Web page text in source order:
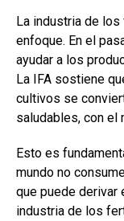
La industria de
enfoque. En el
ayudar a los
La IFA sostiene
cultivos se
saludables, con el
Esto es
mundo no
que puede derivar
industria de los